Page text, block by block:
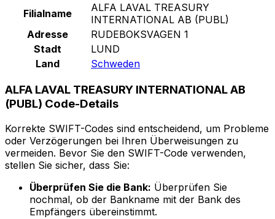
Filialname
ALFA LAVAL TREASURY
INTERNATIONAL AB (PUBL)
Adresse
RUDEBOKSVAGEN 1
Stadt
LUND
Land
Schweden
ALFA LAVAL TREASURY INTERNATIONAL AB
(PUBL) Code-Details
Korrekte SWIFT-Codes sind entscheidend, um Probleme
oder Verzögerungen bei Ihren Überweisungen zu
vermeiden. Bevor Sie den SWIFT-Code verwenden,
stellen Sie sicher, dass Sie:
Überprüfen Sie die Bank: Überprüfen Sie
nochmal, ob der Bankname mit der Bank des
Empfängers übereinstimmt.